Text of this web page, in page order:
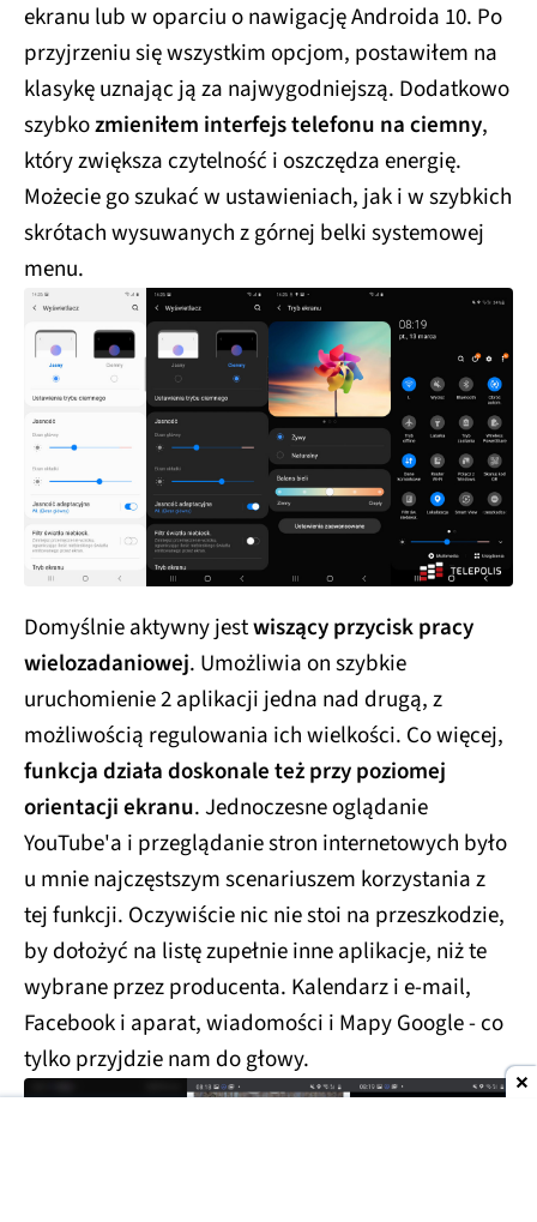
ekranu lub w oparciu o nawigację Androida 10. Po
przyjrzeniu się wszystkim opcjom, postawiłem na
klasykę uznając ją za najwygodniejszą. Dodatkowo
szybkozmieniłem interfejs telefonu na ciemny,
który zwiększa czytelność i oszczędza energię.
Możecie go szukać w ustawieniach, jak i w szybkich
skrótach wysuwanych z górnej belki systemowej
menu.
Domyślnie aktywny jestwiszący przycisk pracy
wielozadaniowej. Umożliwia on szybkie
uruchomienie 2 aplikacji jedna nad drugą, z
możliwością regulowania ich wielkości. Co więcej,
funkcja działa doskonale też przy poziomej
orientacji ekranu. Jednoczesne oglądanie
YouTube'a i przeglądanie stron internetowych było
u mnie najczęstszym scenariuszem korzystania z
tej funkcji. Oczywiście nic nie stoi na przeszkodzie,
by dołożyć na listę zupełnie inne aplikacje, niż te
wybrane przez producenta. Kalendarz i e-mail,
Facebook i aparat, wiadomości i Mapy Google - co
tylko przyjdzie nam do głowy.